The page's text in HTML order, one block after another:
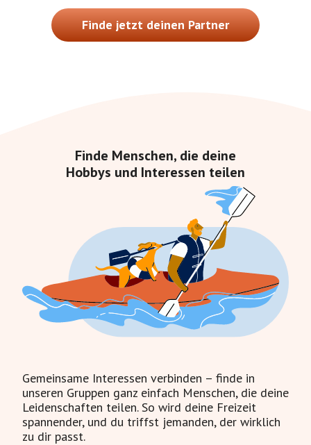
Finde jetzt deinen Partner
Finde Menschen, die deine
Hobbys und Interessen teilen
Gemeinsame Interessen verbinden – finde in
unseren Gruppen ganz einfach Menschen, die deine
Leidenschaften teilen. So wird deine Freizeit
spannender, und du triffst jemanden, der wirklich
zu dir passt.